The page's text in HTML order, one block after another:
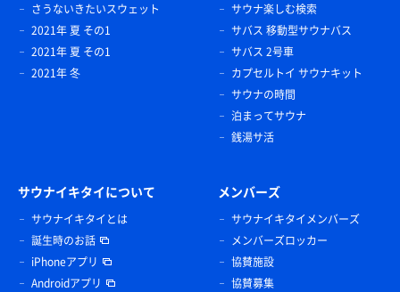
さうないきたいスウェット
2021年 夏 その1
2021年 夏 その1
2021年 冬
サウナ楽しむ検索
サバス 移動型サウナバス
サバス 2号車
カプセルトイ サウナキット
サウナの時間
泊まってサウナ
銭湯サ活
サウナイキタイについて
サウナイキタイとは
誕生時のお話
iPhoneアプリ
Androidアプリ
メンバーズ
サウナイキタイメンバーズ
メンバーズロッカー
協賛施設
協賛募集